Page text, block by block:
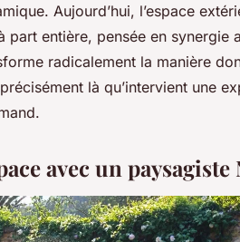
Aujourd’hui, l’espace
entière, pensée en synergie
radicalement la manière
là qu’intervient une
avec un paysagiste